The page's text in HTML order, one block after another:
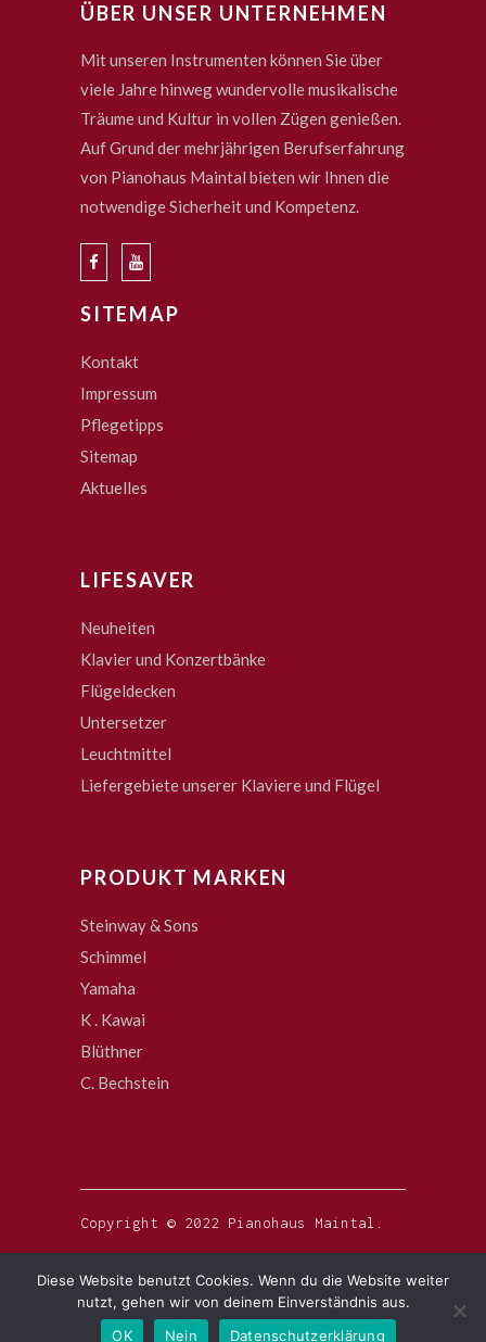
ÜBER UNSER UNTERNEHMEN
Mit unseren Instrumenten können Sie über
viele Jahre hinweg wundervolle musikalische
Träume und Kultur in vollen Zügen genießen.
Auf Grund der mehrjährigen Berufserfahrung
von Pianohaus Maintal bieten wir Ihnen die
notwendige Sicherheit und Kompetenz.
SITEMAP
Kontakt
Impressum
Pflegetipps
Sitemap
Aktuelles
LIFESAVER
Neuheiten
Klavier und Konzertbänke
Flügeldecken
Untersetzer
Leuchtmittel
Liefergebiete unserer Klaviere und Flügel
PRODUKT MARKEN
Steinway & Sons
Schimmel
Yamaha
K . Kawai
Blüthner
C. Bechstein
Copyright © 2022 Pianohaus Maintal.
Diese Website benutzt Cookies. Wenn du die Website weiter
nutzt, gehen wir von deinem Einverständnis aus.
OK
Nein Datenschutzerklärung